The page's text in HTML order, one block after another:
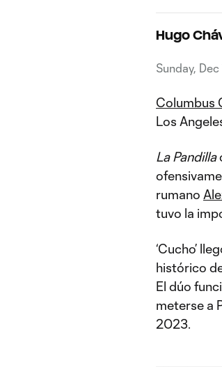
Hugo
Sunday,
Columbus
Los
La Pandilla
rumano
tuvo la
‘Cucho’
histórico
El dúo
meterse a
2023.